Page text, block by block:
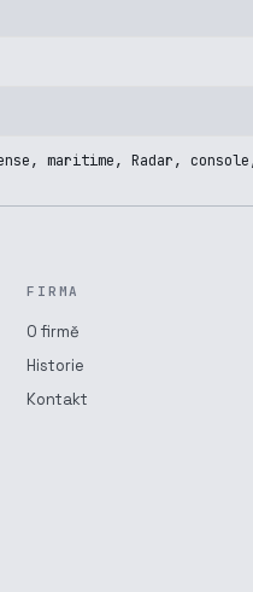
maritime, Radar,
FIRMA
O firmě
Historie
Kontakt